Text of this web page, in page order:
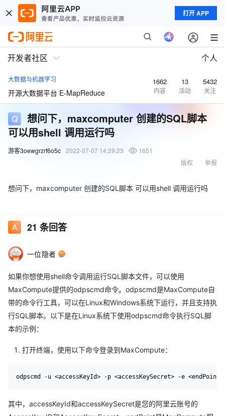
打开 APP
开发者社区 个人
大数据与机器学习
开源大数据平台 E-MapReduce
1662
内容
13
活动
5432
关注
想问下，maxcomputer 创建的SQL脚本
可以用shell 调用运行吗
游客3oewgrzrf6o5c 2022-07-07 14:29:23
1651
举报
版权
想问下，maxcomputer 创建的SQL脚本 可以用shell 调用运行吗
21 条回答
一位隐者
如果你想使用shell命令调用运行SQL脚本文件，可以使用
MaxCompute提供的odpscmd命令。odpscmd是MaxCompute自
带的命令行工具，可以在Linux和Windows系统下运行，并且支持执
行SQL脚本。以下是在Linux系统下使用odpscmd命令执行SQL脚
本的示例：
打开终端，使用以下命令登录到MaxCompute：
其中，accessKeyId和accessKeySecret是您的阿里云账号的